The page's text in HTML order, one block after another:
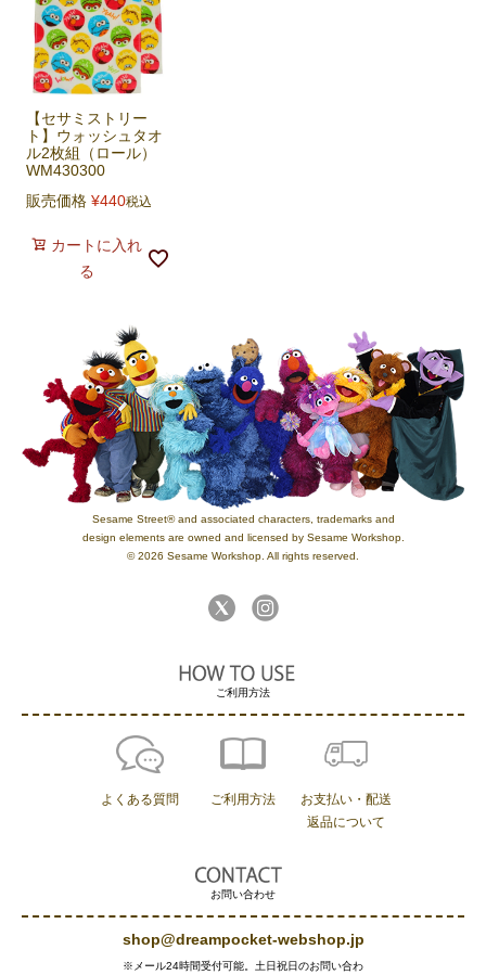
【セサミストリー
ト】ウォッシュタオ
ル2枚組（ロール）
WM430300
販売価格 ¥440税込
カートに入れ
る
Sesame Street® and associated characters, trademarks and
design elements are owned and licensed by Sesame Workshop.
© 2026 Sesame Workshop. All rights reserved.
お問い合わせ
shop@dreampocket-webshop.jp
※メール24時間受付可能。土日祝日のお問い合わ
ご利用方法
よくある質問 ご利用方法
お支払い・配送
返品について